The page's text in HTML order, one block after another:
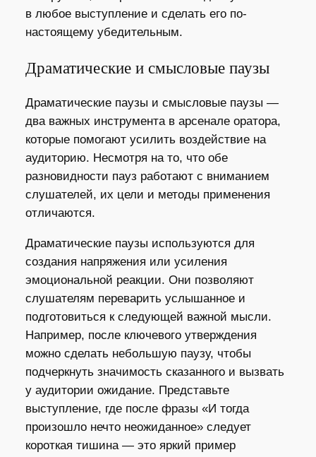
в любое выступление и сделать его по-
настоящему убедительным.
Драматические и смысловые паузы
Драматические паузы и смысловые паузы —
два важных инструмента в арсенале оратора,
которые помогают усилить воздействие на
аудиторию. Несмотря на то, что обе
разновидности пауз работают с вниманием
слушателей, их цели и методы применения
отличаются.
Драматические паузы используются для
создания напряжения или усиления
эмоциональной реакции. Они позволяют
слушателям переварить услышанное и
подготовиться к следующей важной мысли.
Например, после ключевого утверждения
можно сделать небольшую паузу, чтобы
подчеркнуть значимость сказанного и вызвать
у аудитории ожидание. Представьте
выступление, где после фразы «И тогда
произошло нечто неожиданное» следует
короткая тишина — это яркий пример